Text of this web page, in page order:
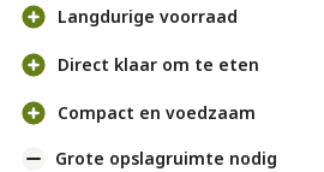
Langdurige voorraad
Direct klaar om te eten
Compact en voedzaam
Grote opslagruimte nodig